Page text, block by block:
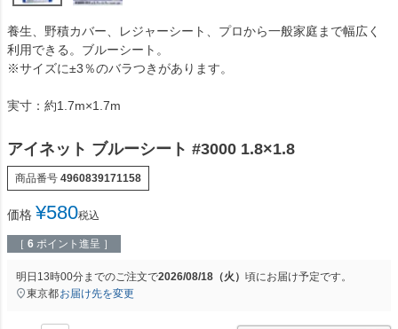
養生、野積カバー、レジャーシート、プロから一般家庭まで幅広く
利用できる。ブルーシート。
※サイズに±3％のバラつきがあります。
実寸：約1.7m×1.7m
アイネット ブルーシート #3000 1.8×1.8
商品番号 4960839171158
価格 ¥580税込
［ 6 ポイント進呈 ］
明日 13時00分までのご注文で2026/08/18（火） 頃にお届け予定です。
東京都お届け先を変更